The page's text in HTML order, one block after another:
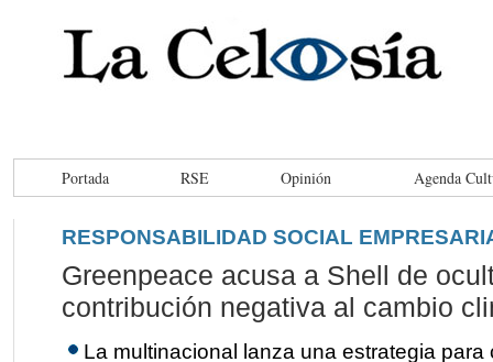
Portada RSE Opinión Agenda
RESPONSABILIDAD SOCIAL
Greenpeace acusa a Shell de
contribución negativa al cambio
La multinacional lanza una estrategia para